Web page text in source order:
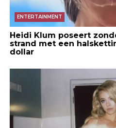
ENTERTAINMENT
Heidi Klum poseert
strand met een
dollar